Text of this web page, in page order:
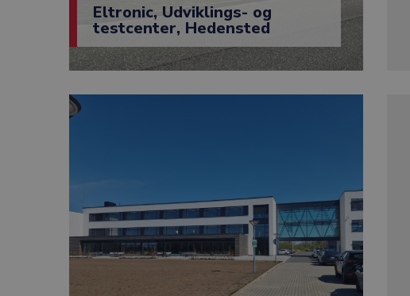
Eltronic, Udviklings- og
testcenter, Hedensted